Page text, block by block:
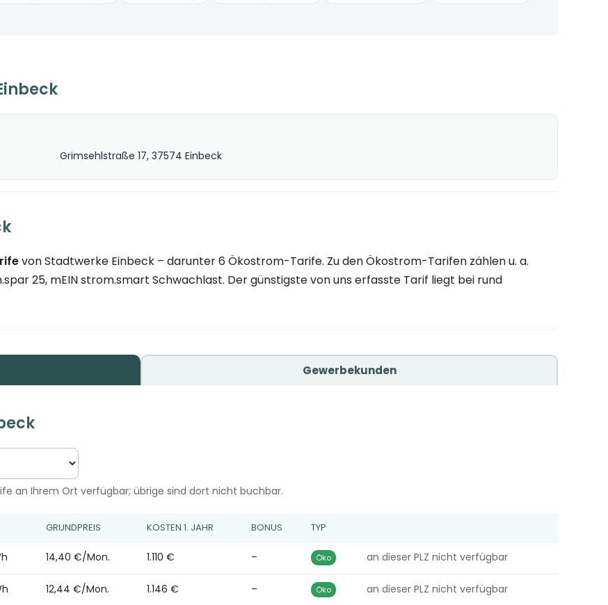
Grimsehlstraße 17, 37574 Einbeck
von Stadtwerke Einbeck – darunter 6 Ökostrom-Tarife. Zu den Ökostrom-Tarifen zählen u. a.
25, mEIN strom.smart Schwachlast. Der günstigste von uns erfasste Tarif liegt bei rund
Gewerbekunden
an Ihrem Ort verfügbar; übrige sind dort nicht buchbar.
GRUNDPREIS KOSTEN 1. JAHR BONUS TYP
14,40 €/Mon. 1.110 € – Öko an dieser PLZ nicht verfügbar
12,44 €/Mon. 1.146 € – Öko an dieser PLZ nicht verfügbar